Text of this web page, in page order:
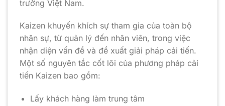
trường Việt Nam.
Kaizen khuyến khích sự tham gia của toàn bộ
nhân sự, từ quản lý đến nhân viên, trong việc
nhận diện vấn đề và đề xuất giải pháp cải tiến.
Một số nguyên tắc cốt lõi của phương pháp cải
tiến Kaizen bao gồm:
Lấy khách hàng làm trung tâm